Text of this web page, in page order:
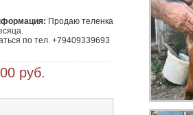
Продаю теленка
по тел. +79409339693
руб.